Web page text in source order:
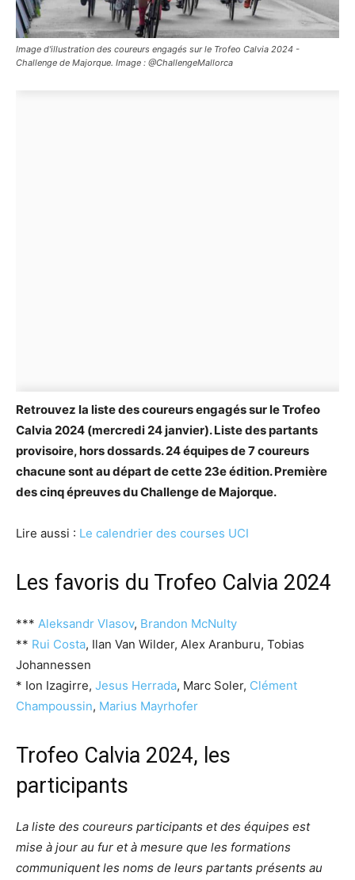
Image d'illustration des coureurs engagés sur le Trofeo Calvia 2024 -
Challenge de Majorque. Image : @ChallengeMallorca
Retrouvez la liste des coureurs engagés sur le Trofeo
Calvia 2024 (mercredi 24 janvier). Liste des partants
provisoire, hors dossards. 24 équipes de 7 coureurs
chacune sont au départ de cette 23e édition. Première
des cinq épreuves du Challenge de Majorque.
Lire aussi : Le calendrier des courses UCI
Les favoris du Trofeo Calvia 2024
*** Aleksandr Vlasov, Brandon McNulty
** Rui Costa, Ilan Van Wilder, Alex Aranburu, Tobias
Johannessen
* Ion Izagirre, Jesus Herrada, Marc Soler, Clément
Champoussin, Marius Mayrhofer
Trofeo Calvia 2024, les
participants
La liste des coureurs participants et des équipes est
mise à jour au fur et à mesure que les formations
communiquent les noms de leurs partants présents au